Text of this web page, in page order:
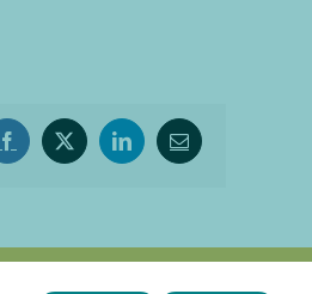
Facebook
X LinkedIn
E-
mail